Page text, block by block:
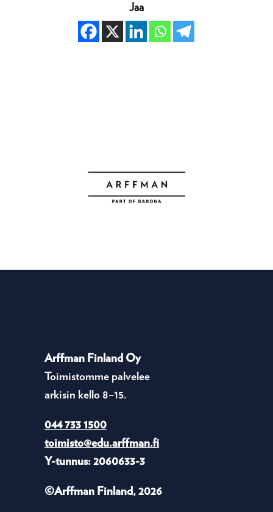
Jaa
Arffman Finland Oy
Toimistomme palvelee
arkisin kello 8–15.
044 733 1500
toimisto@edu.arffman.fi
Y-tunnus: 2060633-3
©Arffman Finland, 2026